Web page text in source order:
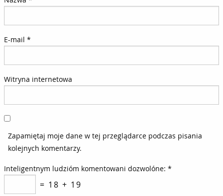
E-mail *
Witryna internetowa
Zapamiętaj moje dane w tej przeglądarce podczas pisania
kolejnych komentarzy.
Inteligentnym ludzióm komentowani dozwolóne: *
= 18 + 19